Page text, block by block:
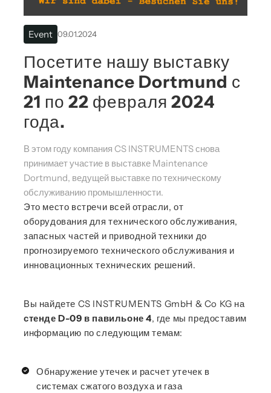
Event 09.01.2024
Посетите нашу выставку
Maintenance Dortmund с
21 по 22 февраля 2024
года.
В этом году компания CS INSTRUMENTS снова
принимает участие в выставке Maintenance
Dortmund, ведущей выставке по техническому
обслуживанию промышленности.
Это место встречи всей отрасли, от
оборудования для технического обслуживания,
запасных частей и приводной техники до
прогнозируемого технического обслуживания и
инновационных технических решений.
Вы найдете CS INSTRUMENTS GmbH & Co KG на
стенде D-09 в павильоне 4, где мы предоставим
информацию по следующим темам:
Обнаружение утечек и расчет утечек в
системах сжатого воздуха и газа